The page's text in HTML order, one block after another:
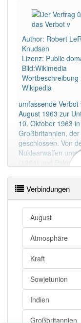
mit einem
96% unserer
korrekt erraten.
Author: Robert
Knudsen
Lizenz: Public
Bild:Wikimedia
Wortbeschreibung
Wikipedia
umfassende
August 1963 zur
10. Oktober 1963
Großbritannien,
geschlossen. Von
Nuklearwaffen
(1964) und
1963. Mehr lesen
Verbindungen
August
Atmosphäre
Kraft
Sowjetunion
Indien
Großbritannien